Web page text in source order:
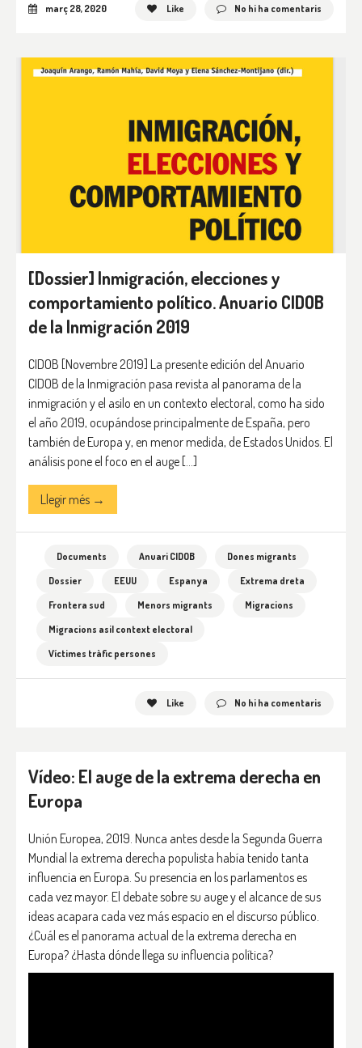
març 28, 2020 Like No hi ha comentaris
[Dossier] Inmigración, elecciones y
comportamiento político. Anuario CIDOB
de la Inmigración 2019
CIDOB [Novembre 2019] La presente edición del Anuario
CIDOB de la Inmigración pasa revista al panorama de la
inmigración y el asilo en un contexto electoral, como ha sido
el año 2019, ocupándose principalmente de España, pero
también de Europa y, en menor medida, de Estados Unidos. El
análisis pone el foco en el auge […]
Llegir més →
Documents Anuari CIDOB
Dones migrants
Dossier
EEUU Espanya
Extrema dreta
Frontera sud
Menors migrants
Migracions
Migracions asil context electoral
Víctimes tràfic persones
Like No hi ha comentaris
Vídeo: El auge de la extrema derecha en
Europa
Unión Europea, 2019. Nunca antes desde la Segunda Guerra
Mundial la extrema derecha populista había tenido tanta
influencia en Europa. Su presencia en los parlamentos es
cada vez mayor. El debate sobre su auge y el alcance de sus
ideas acapara cada vez más espacio en el discurso público.
¿Cuál es el panorama actual de la extrema derecha en
Europa? ¿Hasta dónde llega su influencia política?